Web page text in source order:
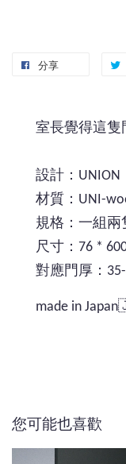
分享
室長覺得這隻
設計：UNION
材質：UNI-
規格：一組兩
尺寸：76 *
對應門厚：
made in
您可能也喜歡